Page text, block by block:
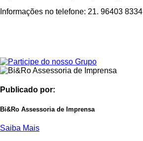
Informações no telefone: 21. 96403 8334
Publicado por:
Bi&Ro Assessoria de Imprensa
Saiba Mais